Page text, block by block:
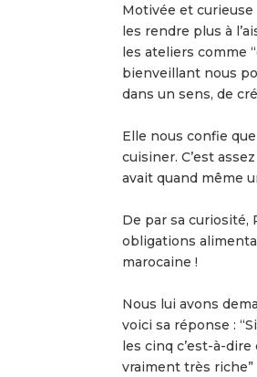
Motivée et
les rendre plus à
les ateliers comme
bienveillant nous
dans un sens, de
Elle nous confie
cuisiner. C’est
avait quand même
De par sa curiosité,
obligations
marocaine !
Nous lui avons
voici sa réponse :
les cinq c’est-à-
vraiment très riche”